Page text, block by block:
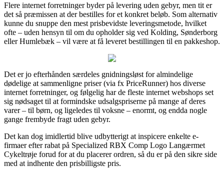
Flere internet forretninger byder på levering uden gebyr, men tit er
det så præmissen at der bestilles for et konkret beløb. Som alternativ
kunne du snuppe den mest prisbevidste leveringsmetode, hvilket
ofte – uden hensyn til om du opholder sig ved Kolding, Sønderborg
eller Humlebæk – vil være at få leveret bestillingen til en pakkeshop.
Det er jo efterhånden særdeles gnidningsløst for almindelige
dødelige at sammenligne priser (via fx PriceRunner) hos diverse
internet forretninger, og følgelig har de fleste internet webshops set
sig nødsaget til at formindske udsalgspriserne på mange af deres
varer – til børn, og ligeledes til voksne – enormt, og endda nogle
gange frembyde fragt uden gebyr.
Det kan dog imidlertid blive udbytterigt at inspicere enkelte e-
firmaer efter rabat på Specialized RBX Comp Logo Langærmet
Cykeltrøje forud for at du placerer ordren, så du er på den sikre side
med at indhente den prisbilligste pris.